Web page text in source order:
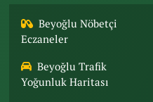
Beyoğlu Nöbetçi
Eczaneler
Beyoğlu Trafik
Yoğunluk Haritası